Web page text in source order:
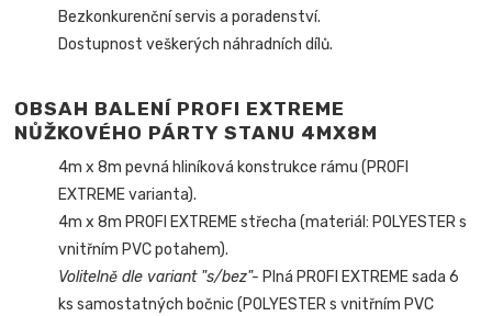
Bezkonkurenční servis a poradenství.
Dostupnost veškerých náhradních dílů.
OBSAH BALENÍ PROFI EXTREME
NŮŽKOVÉHO PÁRTY STANU 4MX8M
4m x 8m pevná hliníková konstrukce rámu (PROFI
EXTREME varianta).
4m x 8m PROFI EXTREME střecha (materiál: POLYESTER s
vnitřním PVC potahem).
Volitelně dle variant "s/bez"- Plná PROFI EXTREME sada 6
ks samostatných bočnic (POLYESTER s vnitřním PVC